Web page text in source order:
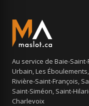
Au service de Baie-
Urbain, Les
Rivière-Saint-François,
Saint-Siméon, Saint-
Charlevoix